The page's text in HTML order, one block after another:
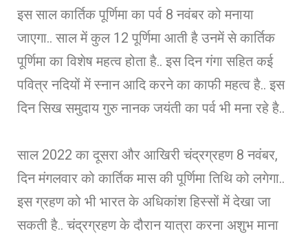
इस साल कार्तिक पूर्णिमा का पर्व 8 नवंबर को मनाया
जाएगा.. साल में कुल 12 पूर्णिमा आती है उनमें से कार्तिक
पूर्णिमा का विशेष महत्व होता है.. इस दिन गंगा सहित कई
पवित्र नदियों में स्नान आदि करने का काफी महत्व है.. इस
दिन सिख समुदाय गुरु नानक जयंती का पर्व भी मना रहे है..
साल 2022 का दूसरा और आखिरी चंद्रग्रहण 8 नवंबर,
दिन मंगलवार को कार्तिक मास की पूर्णिमा तिथि को लगेगा..
इस ग्रहण को भी भारत के अधिकांश हिस्सों में देखा जा
सकती है.. चंद्रग्रहण के दौरान यात्रा करना अशुभ माना